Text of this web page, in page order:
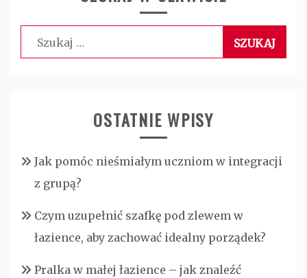
Szukaj:
OSTATNIE WPISY
Jak pomóc nieśmiałym uczniom w integracji
z grupą?
Czym uzupełnić szafkę pod zlewem w
łazience, aby zachować idealny porządek?
Pralka w małej łazience – jak znaleźć